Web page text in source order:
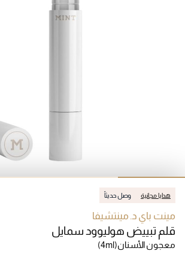
هدايا مجانية وصل حديثاً
مينت باي د. مينتشيفا
قلم تبييض هوليوود سمايل
معجون الأسنان(4ml)